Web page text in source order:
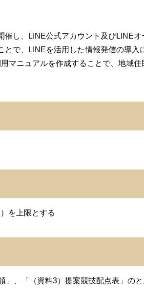
し、LINE公式アカウント及びLINE
で、LINEを活用した情報発信の導入
マニュアルを作成することで、地域
を上限とする
」、「（資料3）提案競技配点表」の